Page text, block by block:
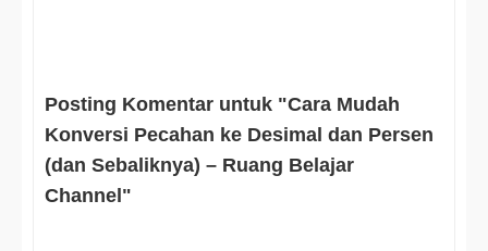
Posting Komentar untuk "Cara Mudah
Konversi Pecahan ke Desimal dan Persen
(dan Sebaliknya) – Ruang Belajar
Channel"